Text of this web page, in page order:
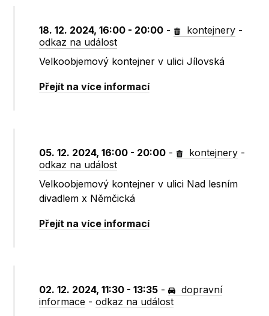
18. 12. 2024, 16:00 - 20:00 - kontejnery -
odkaz na událost
Velkoobjemový kontejner v ulici Jílovská
Přejít na více informací
05. 12. 2024, 16:00 - 20:00 - kontejnery -
odkaz na událost
Velkoobjemový kontejner v ulici Nad lesním
divadlem x Němčická
Přejít na více informací
02. 12. 2024, 11:30 - 13:35 -
dopravní
informace -odkaz na událost